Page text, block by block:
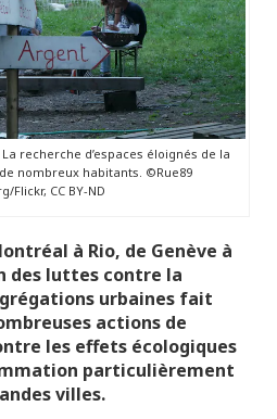
recherche d’espaces éloignés de la
nombreux habitants. ©Rue89
Flickr, CC BY-ND
à Rio, de Genève à
des luttes contre la
urbaines fait
actions de
les effets écologiques
particulièrement
villes.